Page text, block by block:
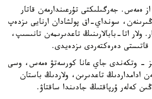
ەمەس. جەرگىلىكتى تۇرعىندارمەن قاتار
سونداي-اق پولشادان ارنايى ىزدەپ
ولار اتا-بابالارىنىڭ تاعدىرىمەن تانىسىپ،
قاتىستى دەرەكتەردى ىزدەيدى.
- وتكەندى جاي عانا كورسەتۋ ەمەس، وسى
ادامداردىڭ تاعدىرىن، ولاردىڭ باستان
كەلەر ۇرپاقتىڭ جادىندا ساقتاۋ.